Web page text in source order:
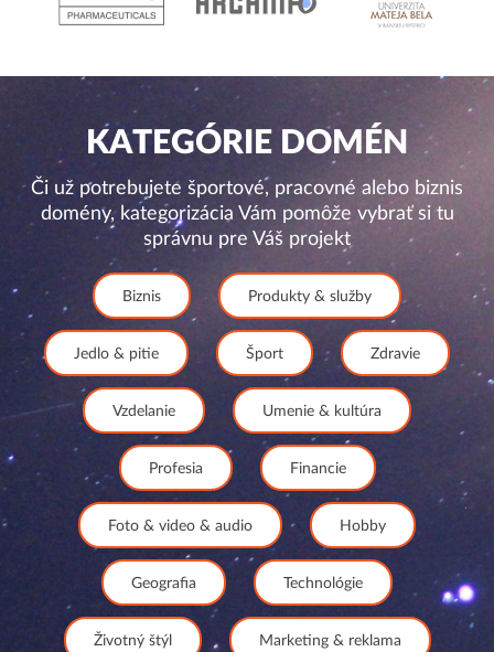
KATEGÓRIE DOMÉN
Či už potrebujete športové, pracovné alebo biznis
domény, kategorizácia Vám pomôže vybrať si tu
správnu pre Váš projekt
Biznis Produkty & služby
Jedlo & pitie Šport Zdravie
Vzdelanie Umenie & kultúra
Profesia Financie
Foto & video & audio Hobby
Geografia Technológie
Životný štýl Marketing & reklama